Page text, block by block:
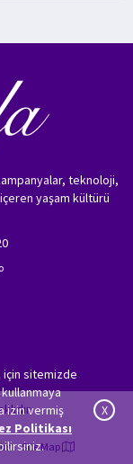
için sitemizde
izin vermiş
Politikası
X
teknoloji,
yaşam kültürü
Site Map